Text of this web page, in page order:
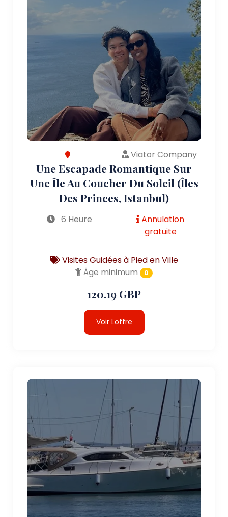
Viator Company
Une Escapade Romantique Sur
Une Île Au Coucher Du Soleil (Îles
Des Princes, Istanbul)
6 Heure
Annulation
gratuite
Visites Guidées à Pied en Ville
Âge minimum
0
120.19 GBP
Voir Loffre